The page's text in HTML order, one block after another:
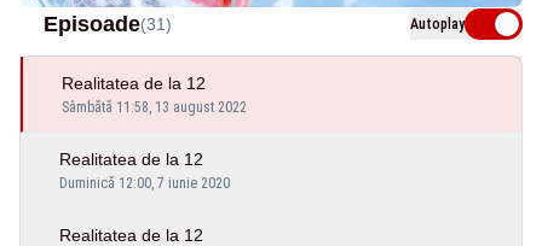
Episoade(31) Autoplay
Realitatea de la 12
Sâmbătă 11:58, 13 august 2022
Realitatea de la 12
Duminică 12:00, 7 iunie 2020
Realitatea de la 12